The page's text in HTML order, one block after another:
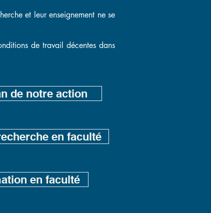
et leur enseignement ne se
de travail décentes dans
de notre action
en faculté
en faculté